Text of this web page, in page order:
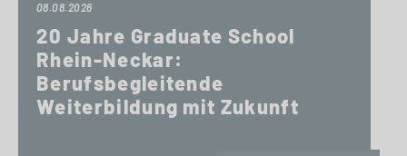
08.08.2026
20 Jahre Graduate School
Rhein-Neckar:
Berufsbegleitende
Weiterbildung mit Zukunft